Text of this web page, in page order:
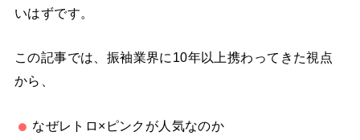
いはずです。
この記事では、振袖業界に10年以上携わってきた視点
から、
なぜレトロ×ピンクが人気なのか